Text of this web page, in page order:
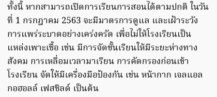
ทั้งนี้ หากสามารถเปิดการเรียนการสอนได้ตามปกติ ในวัน
ที่ 1 กรกฎาคม 2563 จะมีมาตรการดูแล และเฝ้าระวัง
การแพร่ระบาดอย่างเคร่งครัด เพื่อไม่ให้โรงเรียนเป็น
แหล่งเพาะเชื้อ เช่น มีการจัดชั้นเรียนให้มีระยะห่างทาง
สังคม การเหลื่อมเวลามาเรียน การคัดกรองก่อนเข้า
โรงเรียน จัดให้มีเครื่องมือป้องกัน เช่น หน้ากาก เจลแอล
กอฮอลล์ เฟสชิลด์ เป็นต้น